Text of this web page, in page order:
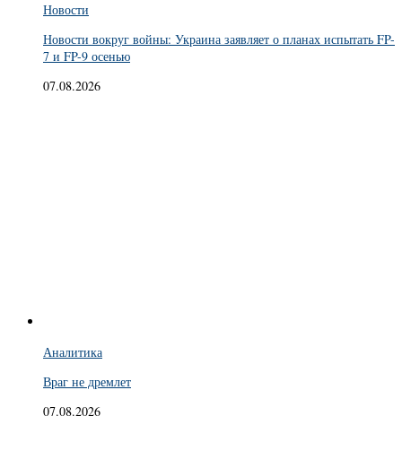
Новости
Новости вокруг войны: Украина заявляет о планах испытать FP-
7 и FP-9 осенью
07.08.2026
Аналитика
Враг не дремлет
07.08.2026